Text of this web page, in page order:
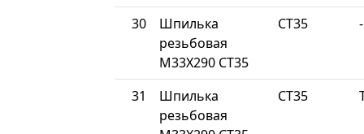
30
Шпилька
резьбовая
М33Х290 СТ35
СТ35 -
31
Шпилька
резьбовая
СТ35